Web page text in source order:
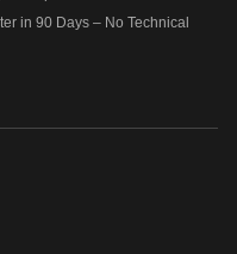
in 90 Days – No Technical